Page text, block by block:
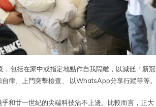
包括在家中或指定地點作自我隔離，以減低「新冠
律、上門突擊檢查、 以WhatsApp分享行蹤等等。
和廿一世紀的尖端科技沾不上邊。比較而言，正大